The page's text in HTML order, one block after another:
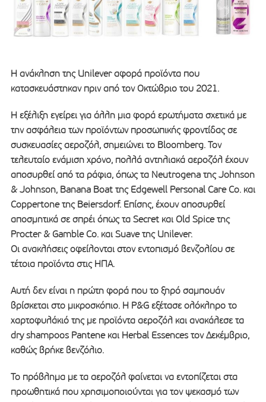
Η ανάκληση της Unilever αφορά προϊόντα που
κατασκευάστηκαν πριν από τον Οκτώβριο του 2021.
Η εξέλιξη εγείρει για άλλη μια φορά ερωτήματα σχετικά με
την ασφάλεια των προϊόντων προσωπικής φροντίδας σε
συσκευασίες αεροζόλ, σημειώνει το Bloomberg. Τον
τελευταίο ενάμιση χρόνο, πολλά αντηλιακά αεροζόλ έχουν
αποσυρθεί από τα ράφια, όπως τα Neutrogena της Johnson
& Johnson, Banana Boat της Edgewell Personal Care Co. και
Coppertone της Beiersdorf. Επίσης, έχουν αποσυρθεί
αποσμητικά σε σπρέι όπως τα Secret και Old Spice της
Procter & Gamble Co. και Suave της Unilever.
Οι ανακλήσεις οφείλονται στον εντοπισμό βενζολίου σε
τέτοια προϊόντα στις ΗΠΑ.
Αυτή δεν είναι η πρώτη φορά που το ξηρό σαμπουάν
βρίσκεται στο μικροσκόπιο. Η P&G εξέτασε ολόκληρο το
χαρτοφυλάκιό της με προϊόντα αεροζόλ και ανακάλεσε τα
dry shampoos Pantene και Herbal Essences τον Δεκέμβριο,
καθώς βρήκε βενζόλιο.
Το πρόβλημα με τα αεροζόλ φαίνεται να εντοπίζεται στα
προωθητικά που χρησιμοποιούνται για τον ψεκασμό των